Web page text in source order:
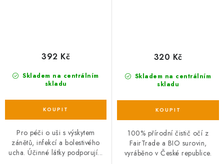
Skladem na centrálním
skladu
392 Kč
Pro péči o uši s výskytem
zánětů, infekcí a bolestivého
ucha. Účinné látky podporují...
Skladem na centrálním
skladu
320 Kč
100% přírodní čistič očí z
FairTrade a BIO surovin,
vyráběno v České republice.